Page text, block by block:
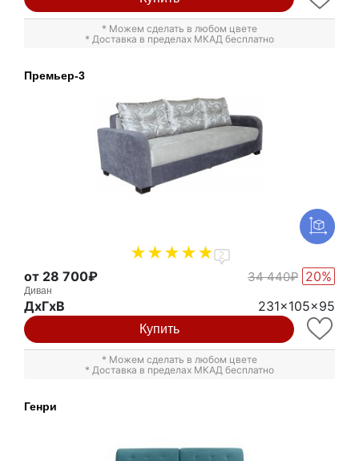
* Можем сделать в любом цвете
* Доставка в пределах МКАД бесплатно
Премьер-3
2
от 28 700₽ 34 440₽ 20%
Диван
ДxГxВ 231x105x95
Купить
* Можем сделать в любом цвете
* Доставка в пределах МКАД бесплатно
Генри